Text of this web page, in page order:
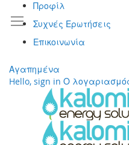
Προφίλ
Συχνές Ερωτήσεις
Επικοινωνία
Αγαπημένα
Hello, sign in Ο